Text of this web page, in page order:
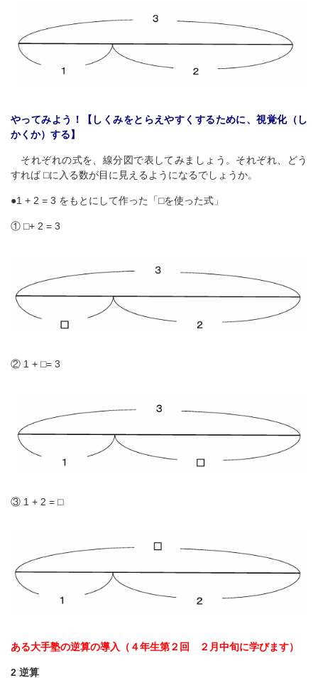
やってみよう！【しくみをとらえやすくするために、視覚化（し
かくか）する】
それぞれの式を、線分図で表してみましょう。それぞれ、どう
すれば ⬜︎に入る数が目に見えるようになるでしょうか。
●1 + 2 = 3 をもとにして作った「⬜︎を使った式」
① ⬜︎+ 2 = 3
② 1 + ⬜︎= 3
③ 1 + 2 = ⬜︎
ある大手塾の逆算の導入（４年生第２回 ２月中旬に学びます）
2 逆算